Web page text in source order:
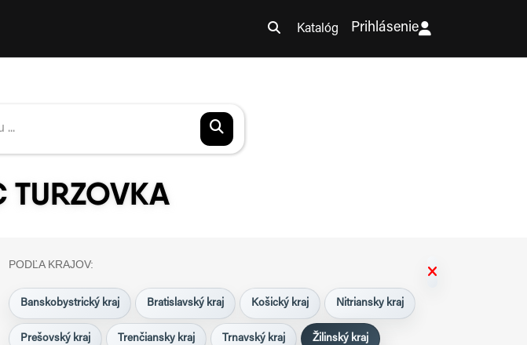
Katalóg Prihlásenie
PODĽA KRAJOV:
Banskobystrický kraj Bratislavský kraj Košický kraj Nitriansky kraj
Prešovský kraj Trenčiansky kraj Trnavský kraj Žilinský kraj